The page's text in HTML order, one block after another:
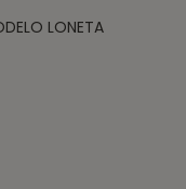
LONETA